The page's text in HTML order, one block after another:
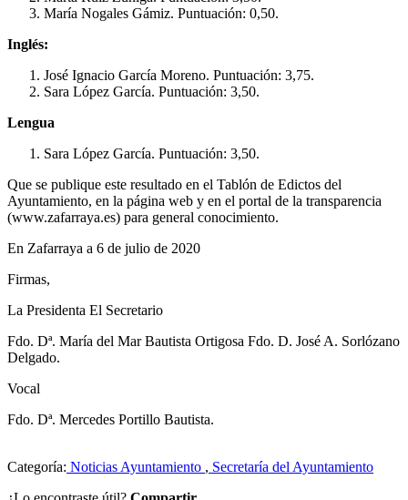
María Nogales Gámiz. Puntuación: 0,50.
Inglés:
José Ignacio García Moreno. Puntuación: 3,75.
Sara López García. Puntuación: 3,50.
Lengua
Sara López García. Puntuación: 3,50.
Que se publique este resultado en el Tablón de Edictos del
Ayuntamiento, en la página web y en el portal de la transparencia
(www.zafarraya.es) para general conocimiento.
En Zafarraya a 6 de julio de 2020
Firmas,
La Presidenta El Secretario
Fdo. Dª. María del Mar Bautista Ortigosa Fdo. D. José A. Sorlózano
Delgado.
Vocal
Fdo. Dª. Mercedes Portillo Bautista.
Categoría: Noticias Ayuntamiento , Secretaría del Ayuntamiento